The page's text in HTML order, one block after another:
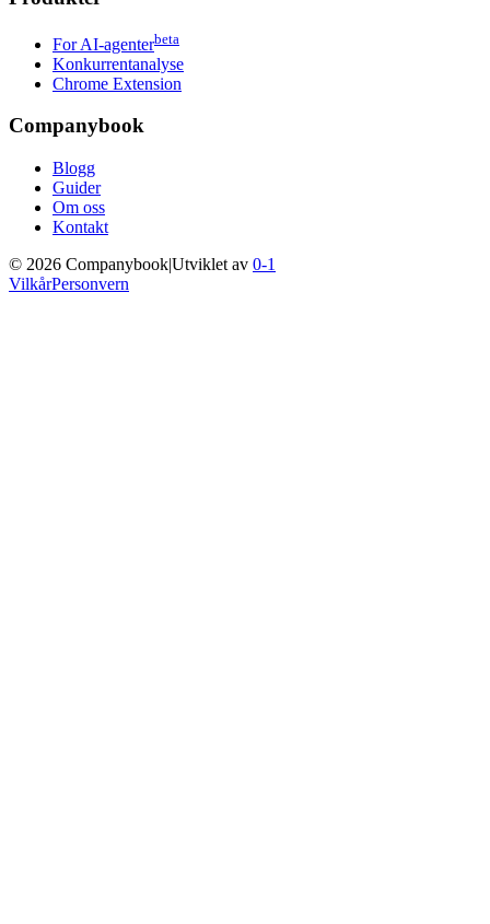
For AI-agenterbeta
Konkurrentanalyse
Chrome Extension
Companybook
Blogg
Guider
Om oss
Kontakt
© 2026 Companybook|Utviklet av 0-1
VilkårPersonvern